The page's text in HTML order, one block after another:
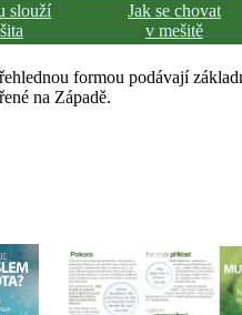
slouží
Jak se chovat
v mešitě
formou podávají
na Západě.